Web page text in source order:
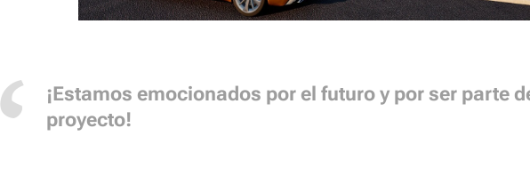
¡Estamos emocionados por el futuro y por ser parte
proyecto!